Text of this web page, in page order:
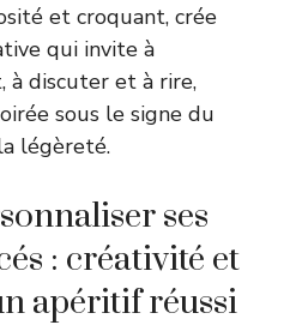
et croquant, crée
qui invite à
à discuter et à rire,
sous le signe du
légèreté.
ses
: créativité et
apéritif réussi